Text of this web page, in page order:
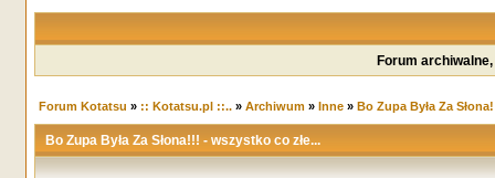
Forum
Forum Kotatsu » :: Kotatsu.pl ::..» Archiwum» Inne» Bo Zupa Była Za
Bo Zupa Była Za Słona!!! - wszystko co złe...